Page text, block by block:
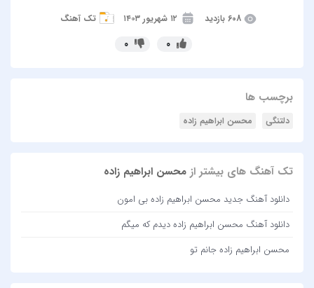
608 بازدید ۱۲ شهریور ۱۴۰۳ تک آهنگ
برچسب ها
دلتنگی محسن ابراهیم زاده
تک آهنگ های بیشتر از محسن ابراهیم زاده
دانلود آهنگ جدید محسن ابراهیم زاده بی امون
دانلود آهنگ محسن ابراهیم زاده دیدم که میگم
محسن ابراهیم زاده جانم تو